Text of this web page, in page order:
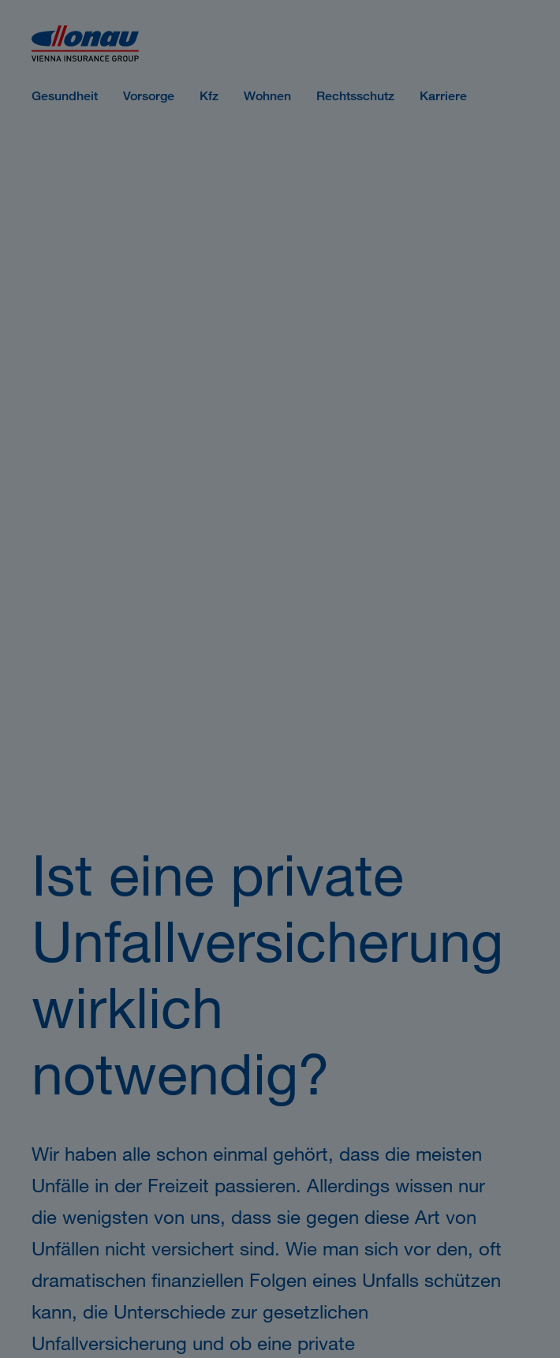
Gesundheit Vorsorge Kfz Wohnen Rechtsschutz Karriere
Ist eine private
Unfallversicherung
wirklich
notwendig?
Wir haben alle schon einmal gehört, dass die meisten
Unfälle in der Freizeit passieren. Allerdings wissen nur
die wenigsten von uns, dass sie gegen diese Art von
Unfällen nicht versichert sind. Wie man sich vor den, oft
dramatischen finanziellen Folgen eines Unfalls schützen
kann, die Unterschiede zur gesetzlichen
Unfallversicherung und ob eine private